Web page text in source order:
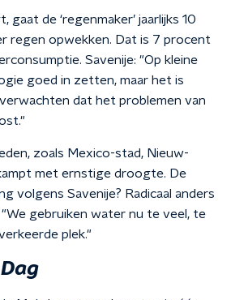
gaat de ‘regenmaker’ jaarlijks 10
regen opwekken. Dat is 7 procent
Savenije: "Op kleine
goed in zetten, maar het is
dat het problemen van
zoals Mexico-stad, Nieuw-
met ernstige droogte. De
volgens Savenije? Radicaal anders
gebruiken water nu te veel, te
plek."